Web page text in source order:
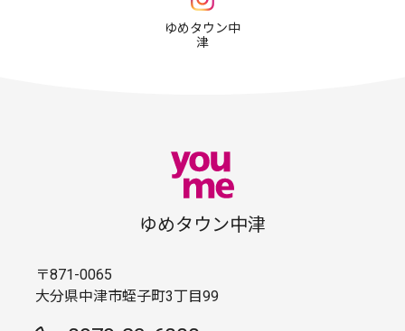
ゆめタウン中
津
ゆめタウン中津
〒871-0065
大分県中津市蛭子町3丁目99